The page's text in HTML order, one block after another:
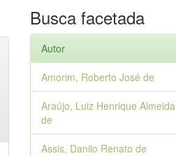
Busca facetada
Autor
Amorim, Roberto José de
Araújo, Luiz Henrique Almeida
de
Assis, Danilo Renato de